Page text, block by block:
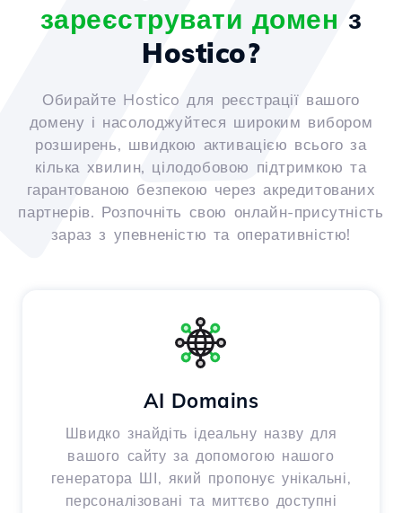
зареєструвати домен з
Hostico?
Обирайте Hostico для реєстрації вашого
домену і насолоджуйтеся широким вибором
розширень, швидкою активацією всього за
кілька хвилин, цілодобовою підтримкою та
гарантованою безпекою через акредитованих
партнерів. Розпочніть свою онлайн-присутність
зараз з упевненістю та оперативністю!
AI Domains
Швидко знайдіть ідеальну назву для
вашого сайту за допомогою нашого
генератора ШІ, який пропонує унікальні,
персоналізовані та миттєво доступні